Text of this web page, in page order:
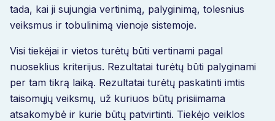
tada, kai ji sujungia vertinimą, palyginimą, tolesnius
veiksmus ir tobulinimą vienoje sistemoje.
Visi tiekėjai ir vietos turėtų būti vertinami pagal
nuoseklius kriterijus. Rezultatai turėtų būti palyginami
per tam tikrą laiką. Rezultatai turėtų paskatinti imtis
taisomųjų veiksmų, už kuriuos būtų prisiimama
atsakomybė ir kurie būtų patvirtinti. Tiekėjo veiklos